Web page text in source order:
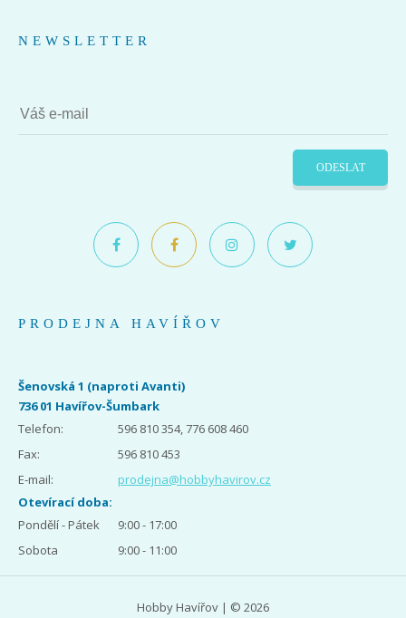
NEWSLETTER
ODESLAT
PRODEJNA HAVÍŘOV
Šenovská 1 (naproti Avanti)
736 01 Havířov-Šumbark
Telefon:
596 810 354, 776 608 460
Fax:
596 810 453
E-mail:
prodejna@hobbyhavirov.cz
Otevírací doba:
Pondělí - Pátek
9:00 - 17:00
Sobota
9:00 - 11:00
Hobby Havířov | © 2026